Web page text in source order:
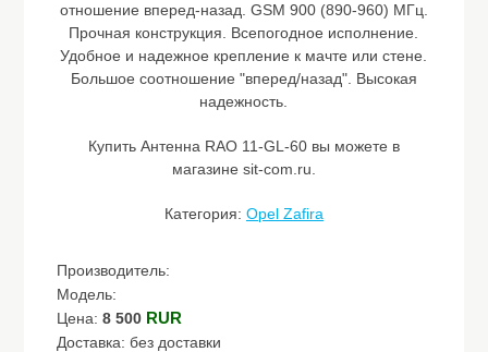
отношение вперед-назад. GSM 900 (890-960) МГц.
Прочная конструкция. Всепогодное исполнение.
Удобное и надежное крепление к мачте или стене.
Большое соотношение "вперед/назад". Высокая
надежность.
Купить Антенна RAO 11-GL-60 вы можете в
магазине sit-com.ru.
Категория: Opel Zafira
Производитель:
Модель:
Цена:8 500 RUR
Доставка: без доставки